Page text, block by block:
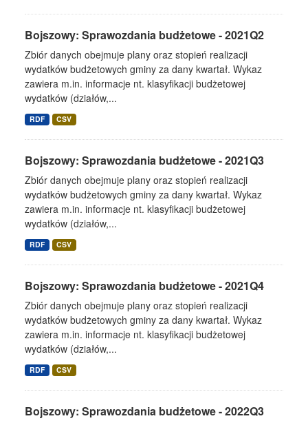
Bojszowy: Sprawozdania budżetowe - 2021Q2
Zbiór danych obejmuje plany oraz stopień realizacji
wydatków budżetowych gminy za dany kwartał. Wykaz
zawiera m.in. informacje nt. klasyfikacji budżetowej
wydatków (działów,...
RDF CSV
Bojszowy: Sprawozdania budżetowe - 2021Q3
Zbiór danych obejmuje plany oraz stopień realizacji
wydatków budżetowych gminy za dany kwartał. Wykaz
zawiera m.in. informacje nt. klasyfikacji budżetowej
wydatków (działów,...
RDF CSV
Bojszowy: Sprawozdania budżetowe - 2021Q4
Zbiór danych obejmuje plany oraz stopień realizacji
wydatków budżetowych gminy za dany kwartał. Wykaz
zawiera m.in. informacje nt. klasyfikacji budżetowej
wydatków (działów,...
RDF CSV
Bojszowy: Sprawozdania budżetowe - 2022Q3